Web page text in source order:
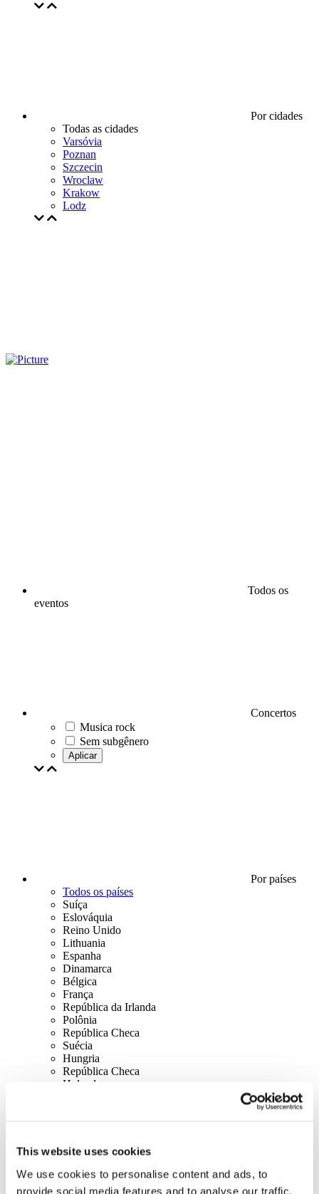
This website uses cookies
We use cookies to personalise content and ads, to
provide social media features and to analyse our traffic.
Por cidades
Todas as cidades
Varsóvia
Poznan
Szczecin
Wroclaw
Krakow
Lodz
Todos os
eventos
Concertos
Musica rock
Sem subgênero
Aplicar
Por países
Todos os países
Suíça
Eslováquia
Reino Unido
Lithuania
Espanha
Dinamarca
Bélgica
França
República da Irlanda
Polônia
República Checa
Suécia
Hungria
República Checa
Holanda
Finland
Canadá
EUA